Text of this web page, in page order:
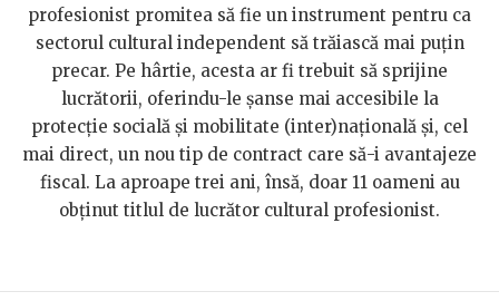
profesionist promitea să fie un instrument pentru ca
sectorul cultural independent să trăiască mai puțin
precar. Pe hârtie, acesta ar fi trebuit să sprijine
lucrătorii, oferindu-le șanse mai accesibile la
protecție socială și mobilitate (inter)națională și, cel
mai direct, un nou tip de contract care să-i avantajeze
fiscal. La aproape trei ani, însă, doar 11 oameni au
obținut titlul de lucrător cultural profesionist.